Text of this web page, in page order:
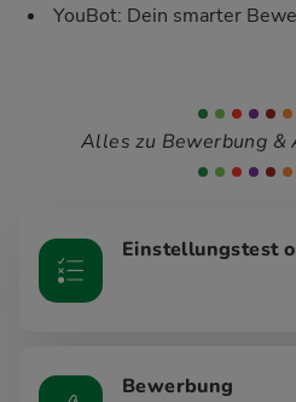
YouBot: Dein smarter
Alles zu Bewerbung &
Einstellungstest
Bewerbung